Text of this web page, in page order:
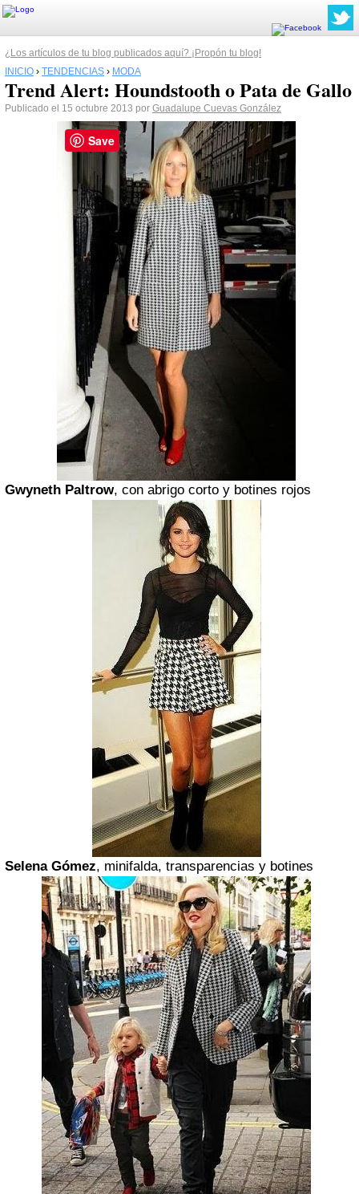
¿Los artículos de tu blog publicados aquí? ¡Propón tu blog!
INICIO › TENDENCIAS › MODA
Trend Alert: Houndstooth o Pata de Gallo
Publicado el 15 octubre 2013 por Guadalupe Cuevas González
Gwyneth Paltrow, con abrigo corto y botines rojos
Selena Gómez, minifalda, transparencias y botines
Save